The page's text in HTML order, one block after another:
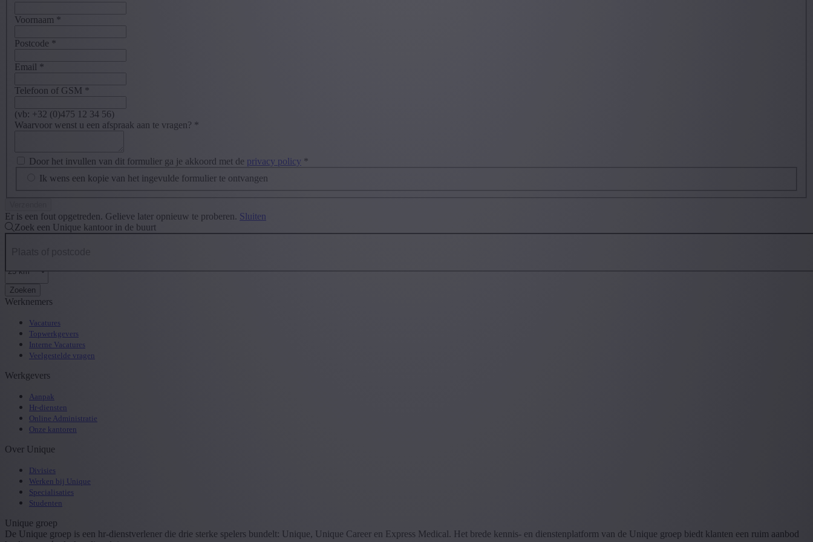
Voornaam *
Postcode *
Email *
Telefoon of GSM *
(vb: +32 (0)475 12 34 56)
Waarvoor wenst u een afspraak aan te vragen? *
Door het invullen van dit formulier ga je akkoord met de privacy policy *
Ik wens een kopie van het ingevulde formulier te ontvangen
Er is een fout opgetreden. Gelieve later opnieuw te proberen. Sluiten
Zoek een Unique kantoor in de buurt
Zoeken
Werknemers
Vacatures
Topwerkgevers
Interne Vacatures
Veelgestelde vragen
Werkgevers
Aanpak
Hr-diensten
Online Administratie
Onze kantoren
Over Unique
Divisies
Werken bij Unique
Specialisaties
Studenten
Unique groep
De Unique groep is een hr-dienstverlener die drie sterke spelers bundelt: Unique, Unique Career en Express Medical. Het brede kennis- en dienstenplatform van de Unique groep biedt klanten een ruim aanbod